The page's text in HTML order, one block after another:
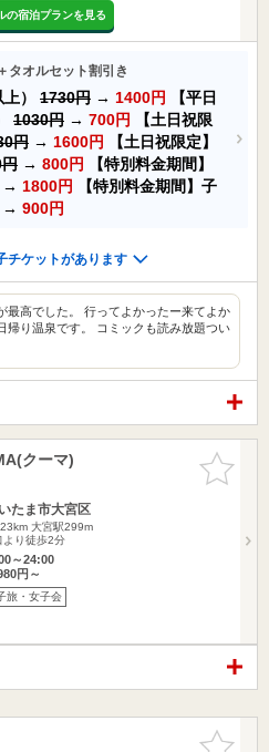
の宿泊プランを見る
タオルセット割引き
） 1730円 → 1400円
【平日
1030円 → 700円
【土日祝限
円 → 1600円
【土日祝限定】
→ 800円
【特別料金期間】
→ 1800円
【特別料金期間】子
→ 900円
チケットがあります
最高でした。 行ってよかったー来てよか
帰り温泉です。 コミックも読み放題つい
お気に入
りに追加
クーマ)
たま市大宮区
大宮駅299m
より徒歩2分
～24:00
円～
旅・女子会
お気に入